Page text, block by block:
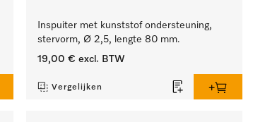
Inspuiter met kunststof ondersteuning,
stervorm, Ø 2,5, lengte 80 mm.
19,00 € excl. BTW
Vergelijken